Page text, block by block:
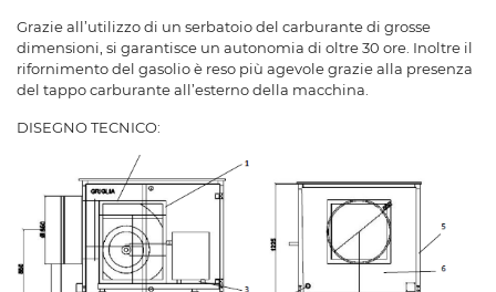
Grazie all’utilizzo di un serbatoio del carburante di grosse
dimensioni, si garantisce un autonomia di oltre 30 ore. Inoltre il
rifornimento del gasolio è reso più agevole grazie alla presenza
del tappo carburante all’esterno della macchina.
DISEGNO TECNICO: